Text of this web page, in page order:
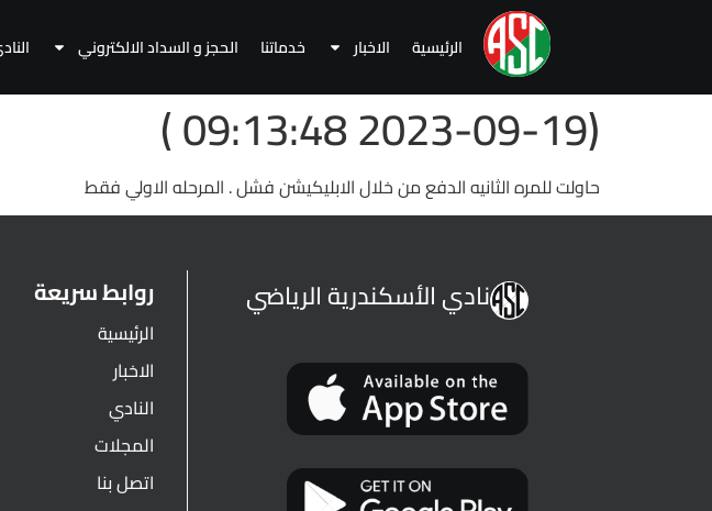
الرئيسية الاخبار خدماتنا الحجز و السداد الالكتروني
(2023-09-19 09:13:48 )
حاولت للمره الثانيه الدفع من خلال الابليكيشن فشل . المرحله الاولي فقط
نادي الأسكندرية الرياضي روابط سريعة
الرئيسية
الاخبار
النادي
المجلات
اتصل بنا